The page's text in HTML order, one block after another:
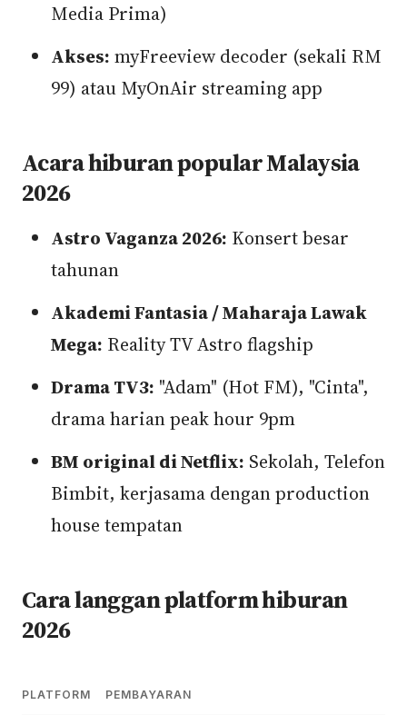
Media Prima)
Akses: myFreeview decoder (sekali RM
99) atau MyOnAir streaming app
Acara hiburan popular Malaysia
2026
Astro Vaganza 2026: Konsert besar
tahunan
Akademi Fantasia / Maharaja Lawak
Mega: Reality TV Astro flagship
Drama TV3: "Adam" (Hot FM), "Cinta",
drama harian peak hour 9pm
BM original di Netflix: Sekolah, Telefon
Bimbit, kerjasama dengan production
house tempatan
Cara langgan platform hiburan
2026
PLATFORM PEMBAYARAN